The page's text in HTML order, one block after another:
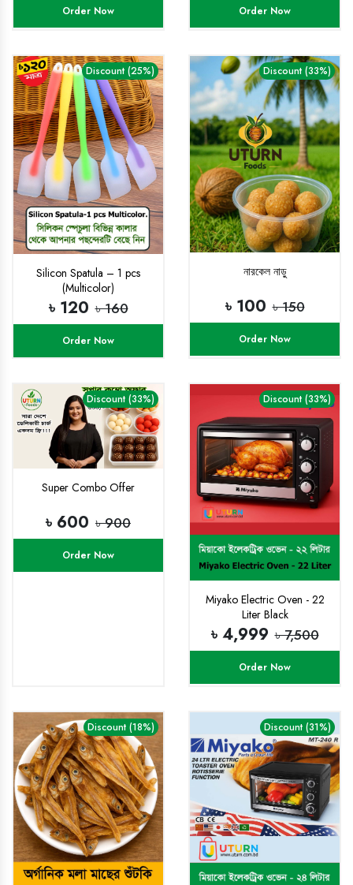
Order Now Order Now
Discount (25%)
Silicon Spatula – 1 pcs
(Multicolor)
৳ 120 ৳ 160
Order Now
Discount (33%)
নারকেল নাড়ু
৳ 100 ৳ 150
Order Now
Discount (33%)
Super Combo Offer
৳ 600 ৳ 900
Order Now
Discount (33%)
Miyako Electric Oven - 22
Liter Black
৳ 4,999 ৳ 7,500
Order Now
Discount (18%) Discount (31%)